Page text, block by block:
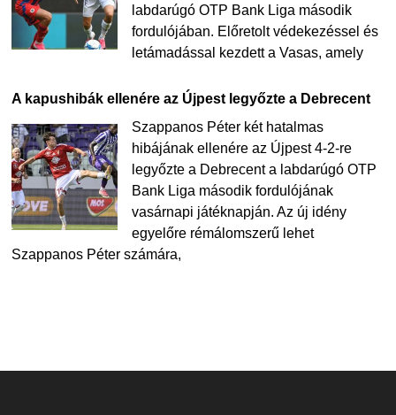
labdarúgó OTP Bank Liga második
fordulójában. Előretolt védekezéssel és
letámadással kezdett a Vasas, amely
A kapushibák ellenére az Újpest legyőzte a Debrecent
Szappanos Péter két hatalmas
hibájának ellenére az Újpest 4-2-re
legyőzte a Debrecent a labdarúgó OTP
Bank Liga második fordulójának
vasárnapi játéknapján. Az új idény
egyelőre rémálomszerű lehet
Szappanos Péter számára,